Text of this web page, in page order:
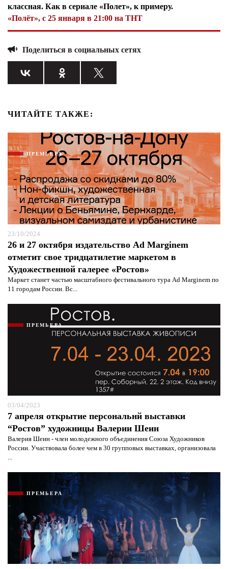
классная. Как в сериале «Полет», к примеру.
«Полёт», с 25 января в 21:00 на ТНТ
Поделиться в социальных сетях
ЧИТАЙТЕ ТАКЖЕ:
ПРЕМЬЕРА
23/10/2024
26 и 27 октября издательство Ad Marginem
отметит свое тридцатилетие маркетом в
Художественной галерее «Ростов»
Маркет станет частью масштабного фестивального тура Ad Marginem по
11 городам России. Вс...
ПРЕМЬЕРА
03/04/2023
7 апреля открытие персональнй выставки
“Ростов” художницы Валерии Шеин
Валерия Шеин - член молодежного объединения Союза Художников
России. Участвовала более чем в 30 групповых выставках, организовала
...
ПРЕМЬЕРА
Я согласен сполитикой конфиденциальности и
защиты информации*
защиты информации*